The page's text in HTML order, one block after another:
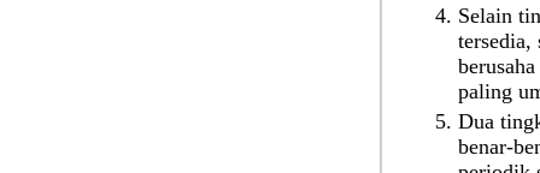
Selain
paling
Dua
benar-